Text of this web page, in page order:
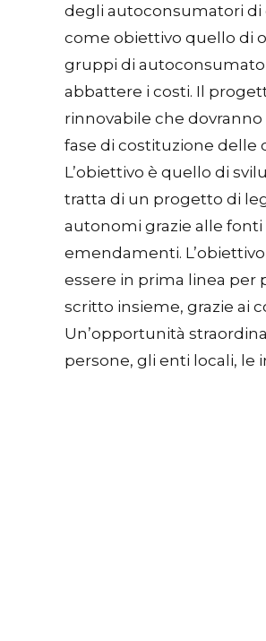
degli autoconsumatori di
come obiettivo quello di
gruppi di
abbattere i costi. Il
rinnovabile che
fase di costituzione delle
L’obiettivo è quello di
tratta di un progetto di
autonomi grazie alle
emendamenti.
essere in prima linea per
scritto insieme, grazie ai
Un’opportunità
persone, gli enti locali, le